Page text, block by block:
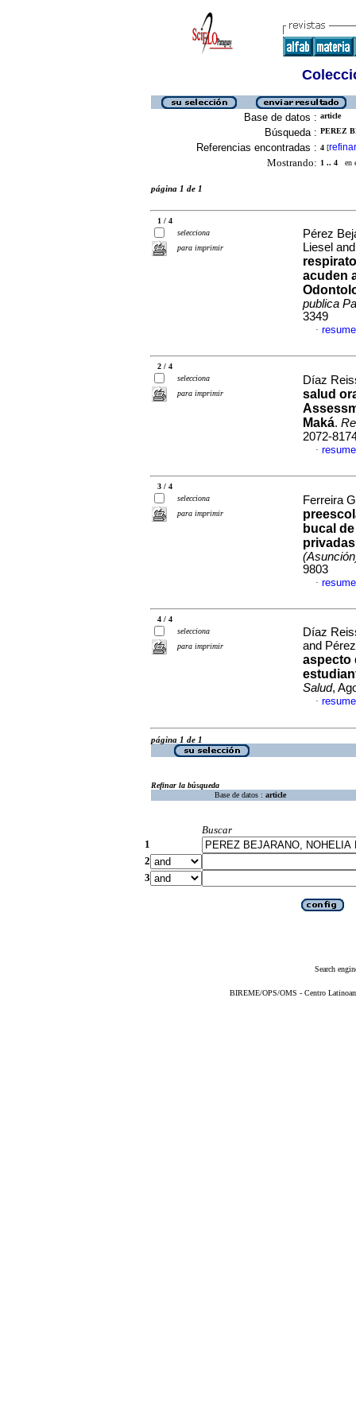
Base de datos : article
Búsqueda : PEREZ
Referencias encontradas : 4 [refinar
Mostrando: 1 .. 4 en
página 1 de 1
1 / 4
selecciona
para imprimir
Pérez
Liesel
acuden
publica
3349
·
2 / 4
selecciona
para imprimir
Díaz
salud
Maká.
2072-
·
3 / 4
selecciona
para imprimir
Ferreira
bucal
9803
·
4 / 4
selecciona
para imprimir
Díaz
and
aspecto
Salud,
·
página 1 de 1
Refinar la búsqueda
Base de datos : article
Buscar
1
2
3
Search
BIREME/OPS/OMS - Centro